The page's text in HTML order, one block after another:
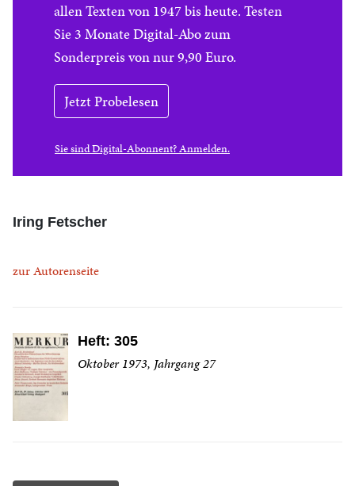
allen Texten von 1947 bis heute. Testen
Sie 3 Monate Digital-Abo zum
Sonderpreis von nur 9,90 Euro.
Jetzt Probelesen
Sie sind Digital-Abonnent? Anmelden.
Iring Fetscher
zur Autorenseite
Heft: 305
Oktober 1973, Jahrgang 27